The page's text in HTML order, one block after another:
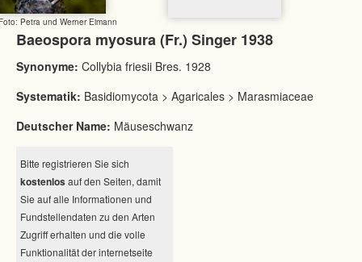
Petra und Werner Eimann
Baeospora myosura (Fr.) Singer 1938
Synonyme: Collybia friesii Bres. 1928
Systematik: Basidiomycota > Agaricales > Marasmiaceae
Deutscher Name: Mäuseschwanz
Bitte registrieren Sie sich
kostenlos auf den Seiten, damit
Sie auf alle Informationen und
Fundstellendaten zu den Arten
Zugriff erhalten und die volle
Funktionalität der internetseite